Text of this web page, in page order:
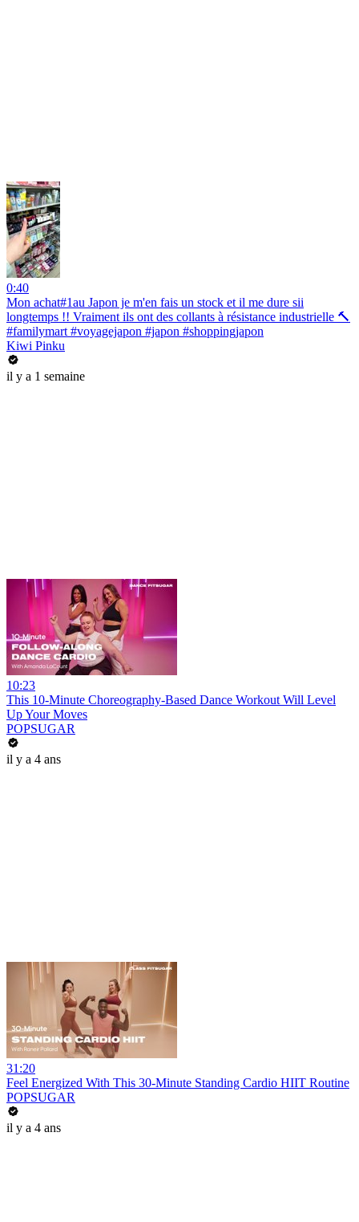
0:40
Mon achat#1au Japon je m'en fais un stock et il me dure sii
longtemps !! Vraiment ils ont des collants à résistance industrielle 🔨
#familymart #voyagejapon #japon #shoppingjapon
Kiwi Pinku
il y a 1 semaine
10:23
This 10-Minute Choreography-Based Dance Workout Will Level
Up Your Moves
POPSUGAR
il y a 4 ans
31:20
Feel Energized With This 30-Minute Standing Cardio HIIT Routine
POPSUGAR
il y a 4 ans